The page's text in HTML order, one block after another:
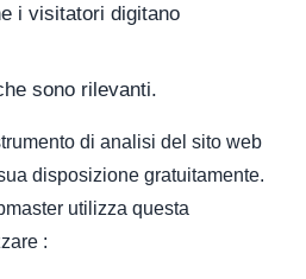
i visitatori digitano
sono rilevanti.
di analisi del sito web
disposizione gratuitamente.
utilizza questa
: